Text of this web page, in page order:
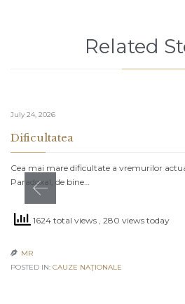
Related
July 24, 2026
Dificultatea
Cea mai mare dificultate a vremurilor
Paradoxal, de bine…
1624 total views , 280 views today
 MR
POSTED IN: CAUZE NAŢIONALE